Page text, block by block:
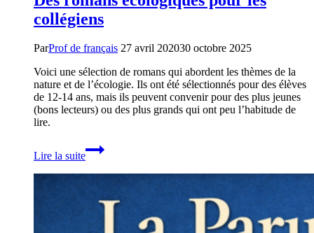
collégiens
ParProf de français 27 avril 202030 octobre 2025
Voici une sélection de romans qui abordent les thèmes de la
nature et de l’écologie. Ils ont été sélectionnés pour des élèves
de 12-14 ans, mais ils peuvent convenir pour des plus jeunes
(bons lecteurs) ou des plus grands qui ont peu l’habitude de
lire.
Lire la suite
Des
romans
écologiques
collégiens